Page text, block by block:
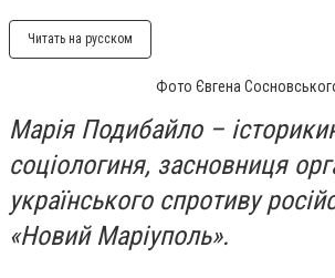
Читать на русском
Фото Євгена
Марія Подибайло –
соціологиня, засновниця
українського спротиву
«Новий Маріуполь».